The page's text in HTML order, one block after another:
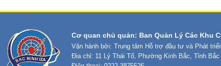
Cơ quan chủ quản: Ban Quản Lý Các Khu
Vận hành bởi: Trung tâm Hỗ trợ đầu tư và Phát
Địa chỉ: 11 Lý Thái Tổ, Phường Kinh Bắc, Tỉnh Bắc